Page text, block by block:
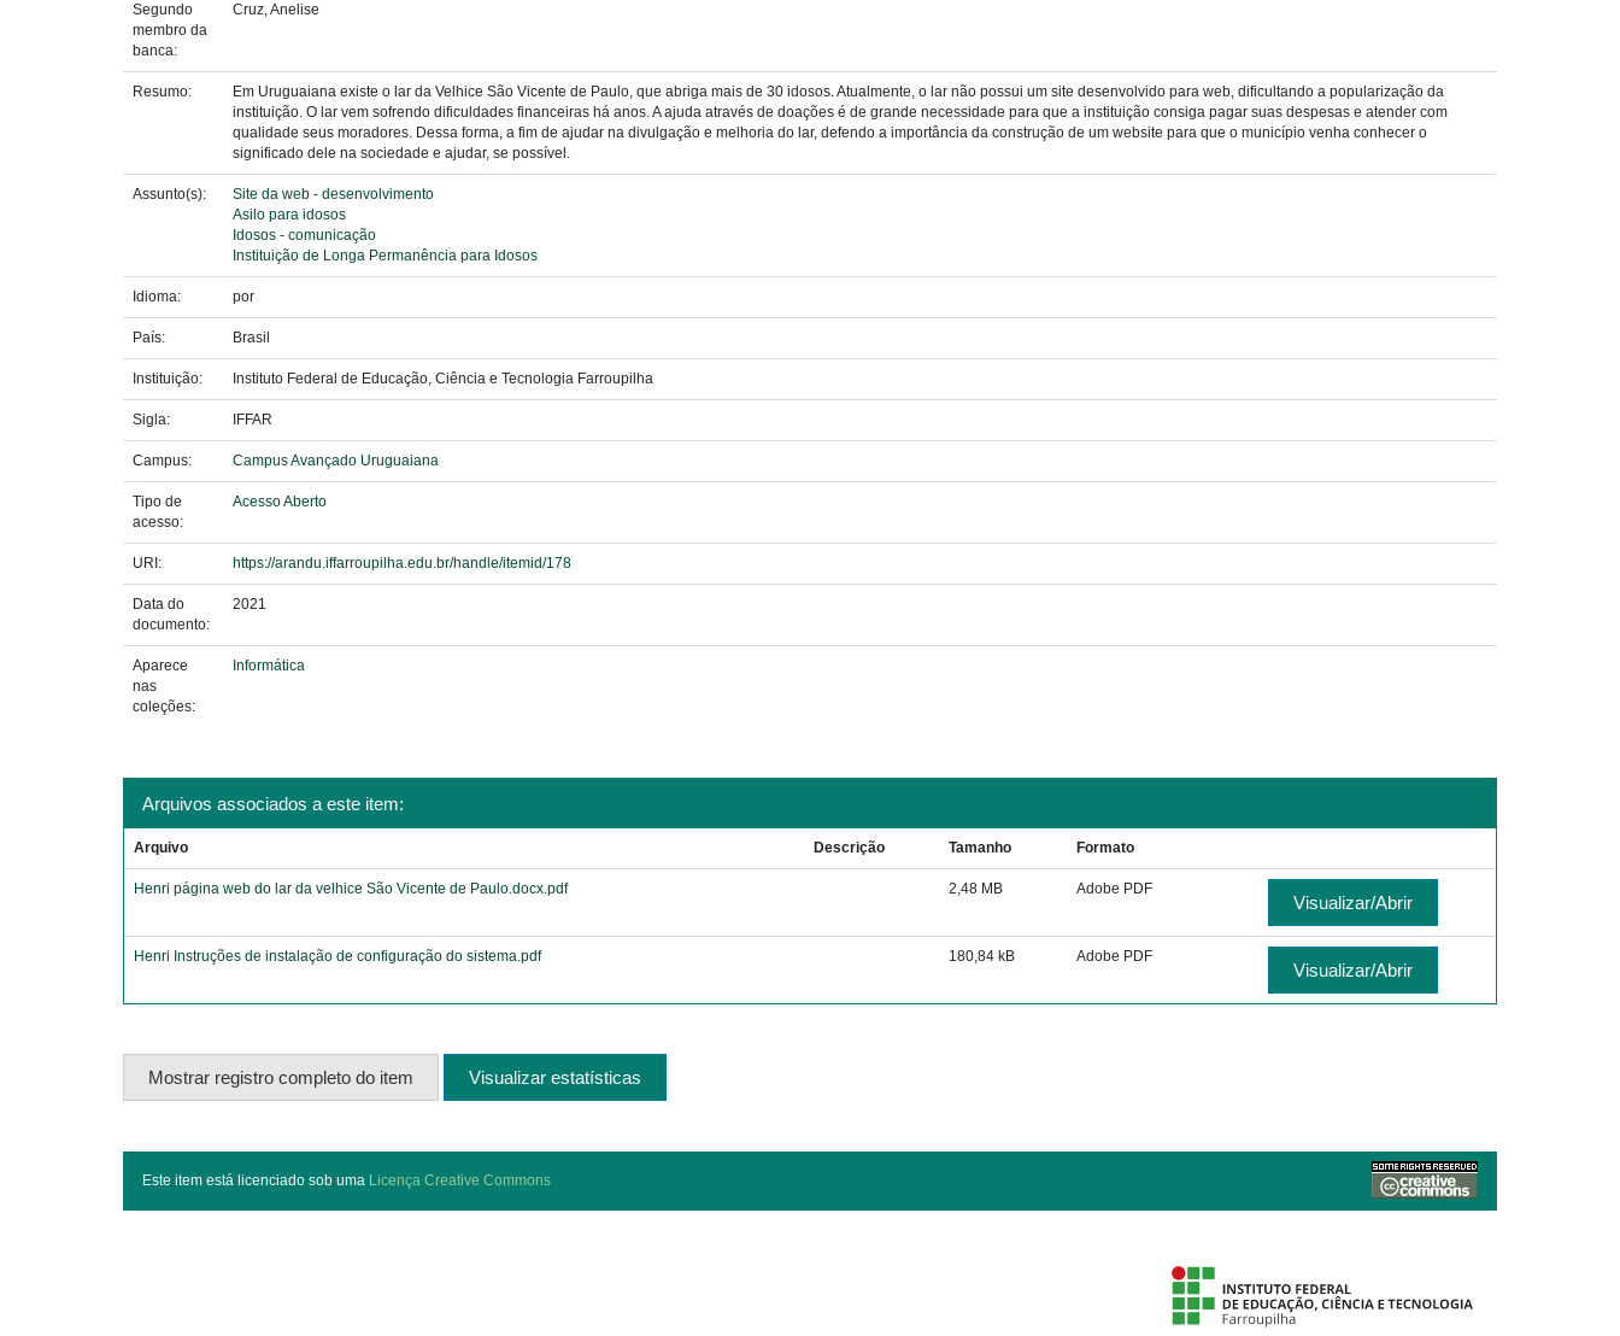
Segundo
membro da
banca:
Cruz, Anelise
Resumo:
Em Uruguaiana existe o lar da Velhice São Vicente de Paulo, que abriga mais de 30 idosos. Atualmente, o lar não possui um site desenvolvido para web, dificultando a popularização da
instituição. O lar vem sofrendo dificuldades financeiras há anos. A ajuda através de doações é de grande necessidade para que a instituição consiga pagar suas despesas e atender com
qualidade seus moradores. Dessa forma, a fim de ajudar na divulgação e melhoria do lar, defendo a importância da construção de um website para que o município venha conhecer o
significado dele na sociedade e ajudar, se possível.
Assunto(s):
Site da web - desenvolvimento
Asilo para idosos
Idosos - comunicação
Instituição de Longa Permanência para Idosos
Idioma: por
País: Brasil
Instituição: Instituto Federal de Educação, Ciência e Tecnologia Farroupilha
Sigla: IFFAR
Campus: Campus Avançado Uruguaiana
Tipo de
acesso:
Acesso Aberto
URI: https://arandu.iffarroupilha.edu.br/handle/itemid/178
Data do
documento:
2021
Aparece
nas
coleções:
Informática
Arquivos associados a este item:
Arquivo Descrição Tamanho Formato
Henri página web do lar da velhice São Vicente de Paulo.docx.pdf 2,48 MB Adobe PDF
Visualizar/Abrir
Henri Instruções de instalação de configuração do sistema.pdf 180,84 kB Adobe PDF
Visualizar/Abrir
Mostrar registro completo do item Visualizar estatísticas
Este item está licenciado sob uma Licença Creative Commons